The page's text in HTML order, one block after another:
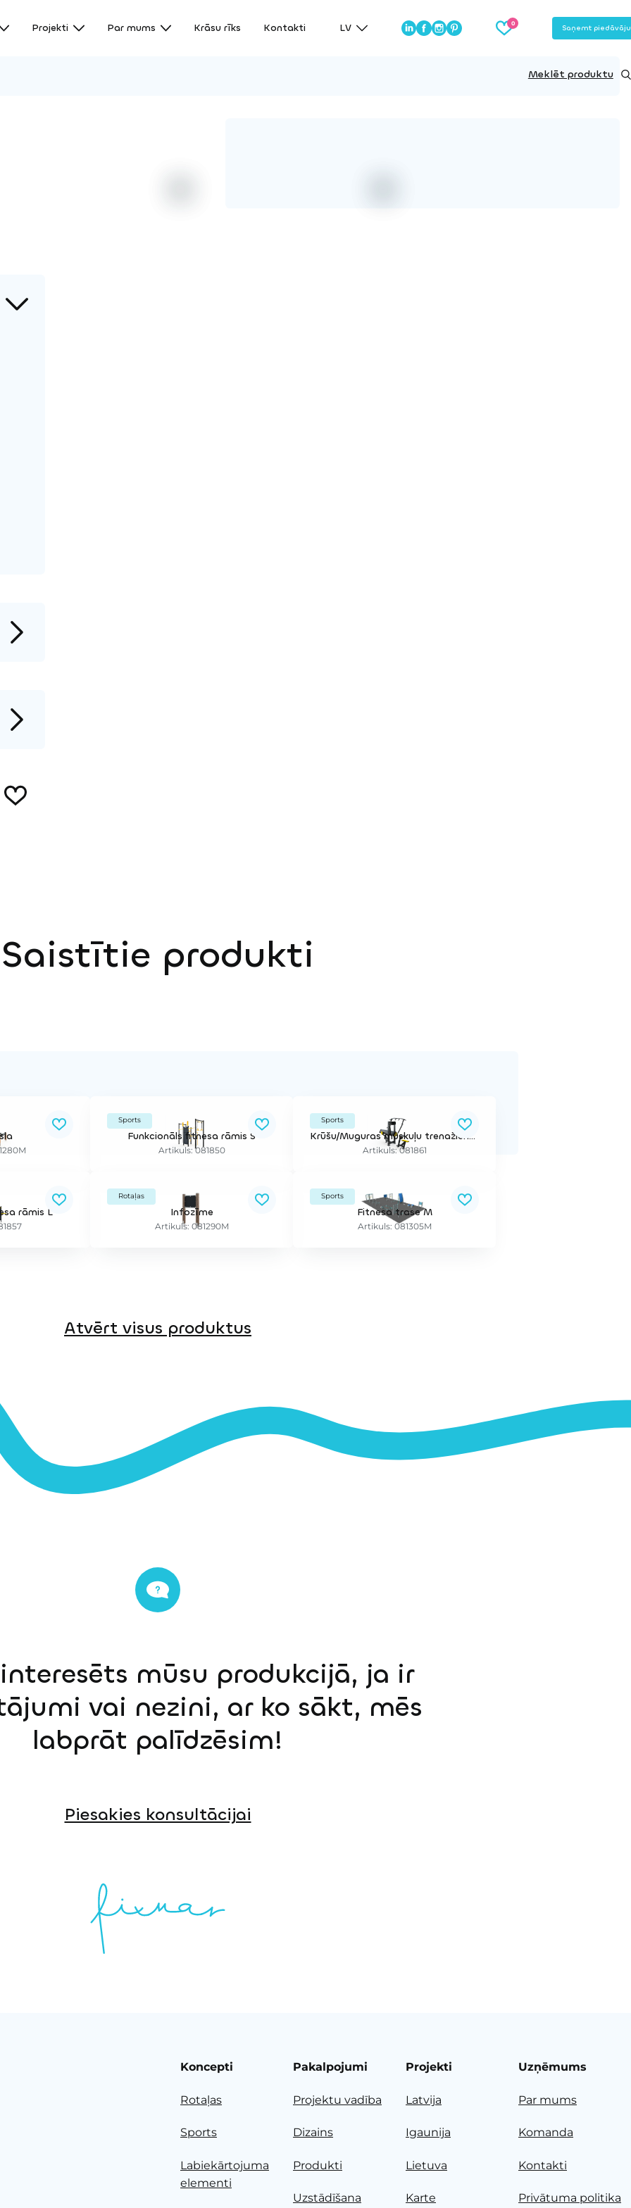
Projekti Par mums Krāsu rīks Kontakti LV Saņemt
Meklēt produktu
Saistītie produkti
Sports
Funkcionāls fitnesa rāmis S
Artikuls: 081850
Sports
Krūšu/Muguras muskuļu trenažieris (regulējams smagums)
Artikuls: 081861
rāmis L
Rotaļas
Infozīme
Artikuls: 081290M
Sports
Fitnesa trase M
Artikuls: 081305M
Atvērt visus produktus
mūsu produkcijā, ja ir
vai nezini, ar ko sākt, mēs
labprāt palīdzēsim!
Piesakies konsultācijai
Koncepti
Rotaļas
Sports
Labiekārtojuma
elementi
Pakalpojumi
Projektu vadība
Dizains
Produkti
Uzstādīšana
Projekti
Latvija
Igaunija
Lietuva
Karte
Uzņēmums
Par mums
Komanda
Kontakti
Privātuma politika